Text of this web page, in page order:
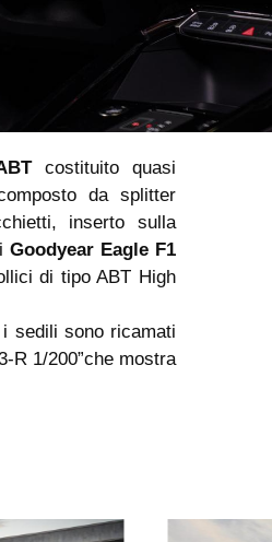
costituito quasi
da splitter
inserto sulla
Goodyear Eagle F1
di tipo ABT High
sedili sono ricamati
R 1/200”che mostra